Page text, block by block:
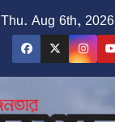
Thu. Aug 6th, 2026